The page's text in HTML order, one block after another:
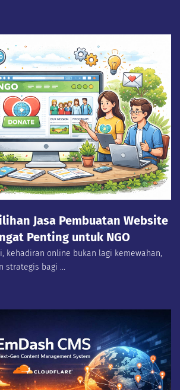
Jasa Pembuatan Website
Penting untuk NGO
kehadiran online bukan lagi kemewahan,
strategis bagi ...